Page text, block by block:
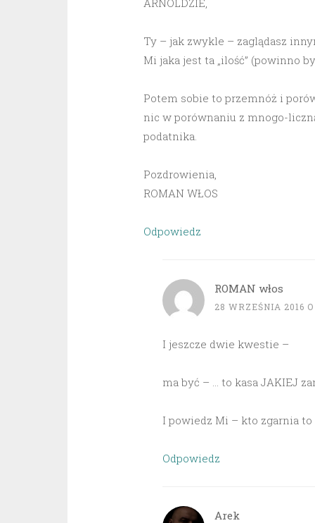
Ty – jak zwykle – zaglądasz
Mi jaka jest ta „ilość” (powinno
Potem sobie to przemnóż i
nic w porównaniu z mnogo-
podatnika.
Pozdrowienia,
ROMAN WŁOS
Odpowiedz
ROMAN włos
28 WRZEŚNIA 2016
I jeszcze dwie kwestie –
ma być – … to kasa JAKIEJ
I powiedz Mi – kto zgarnia to
Odpowiedz
Arek